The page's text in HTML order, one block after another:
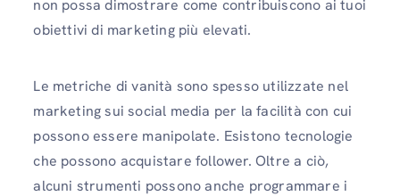
non possa dimostrare come contribuiscono ai tuoi
obiettivi di marketing più elevati.
Le metriche di vanità sono spesso utilizzate nel
marketing sui social media per la facilità con cui
possono essere manipolate. Esistono tecnologie
che possono acquistare follower. Oltre a ciò,
alcuni strumenti possono anche programmare i